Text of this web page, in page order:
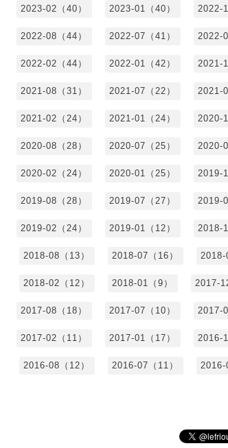
2023-02（40） 2023-01（40） 2022-
2022-08（44） 2022-07（41） 2022-
2022-02（44） 2022-01（42） 2021-
2021-08（31） 2021-07（22） 2021-
2021-02（24） 2021-01（24） 2020-
2020-08（28） 2020-07（25） 2020-
2020-02（24） 2020-01（25） 2019-
2019-08（28） 2019-07（27） 2019-
2019-02（24） 2019-01（12） 2018-
2018-08（13） 2018-07（16） 2018-
2018-02（12） 2018-01（9） 2017-
2017-08（18） 2017-07（10） 2017-
2017-02（11） 2017-01（17） 2016-
2016-08（12） 2016-07（11） 2016-